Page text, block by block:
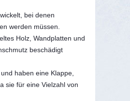
bei denen
werden müssen.
Holz, Wandplatten und
beschädigt
haben eine Klappe,
sie für eine Vielzahl von